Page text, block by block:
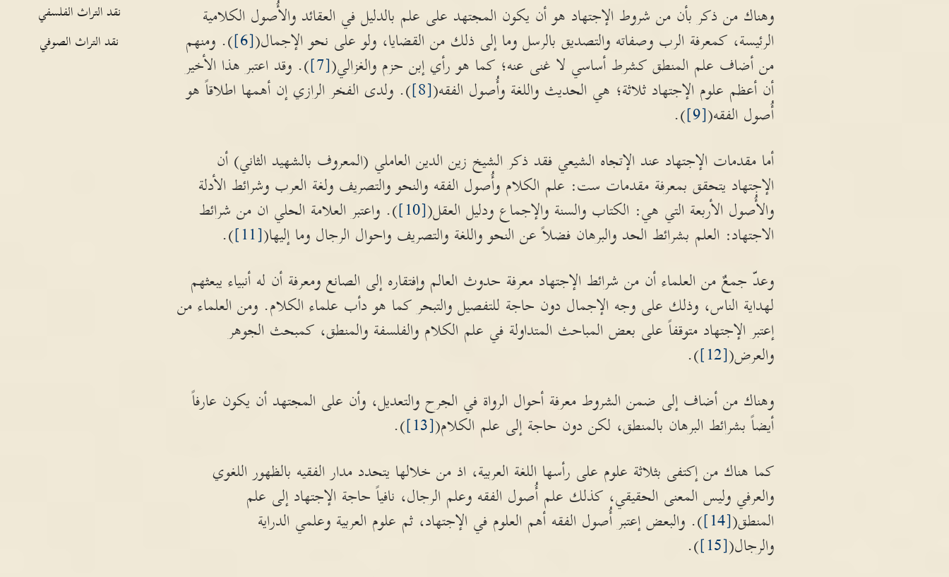
نقد التراث الفلسفي
نقد التراث الصوفي
وهناك من ذكر بأن من شروط الإجتهاد هو أن يكون المجتهد على علم بالدليل في العقائد والأُصول الكلامية
الرئيسة، كمعرفة الرب وصفاته والتصديق بالرسل وما إلى ذلك من القضايا، ولو على نحو الإجمال([6]
). ومنهم
من أضاف علم المنطق كشرط أساسي لا غنى عنه؛ كما هو رأي إبن حزم والغزالي([7]
). وقد اعتبر هذا الأخير
أن أعظم علوم الإجتهاد ثلاثة؛ هي الحديث واللغة وأُصول الفقه([8]
). ولدى الفخر الرازي إن أهمها اطلاقاً هو
أُصول الفقه([9]
).
أما مقدمات الإجتهاد عند الإتجاه الشيعي فقد ذكر الشيخ زين الدين العاملي (المعروف بالشهيد الثاني) أن
الإجتهاد يتحقق بمعرفة مقدمات ست: علم الكلام وأُصول الفقه والنحو والتصريف ولغة العرب وشرائط الأدلة
والأُصول الأربعة التي هي: الكتاب والسنة والإجماع ودليل العقل([10]
). واعتبر العلامة الحلي ان من شرائط
الاجتهاد: العلم بشرائط الحد والبرهان فضلاً عن النحو واللغة والتصريف واحوال الرجال وما إليها([11]
).
وعدّ جمعٌ من العلماء أن من شرائط الإجتهاد معرفة حدوث العالم وإفتقاره إلى الصانع ومعرفة أن له أنبياء يبعثهم
لهداية الناس، وذلك على وجه الإجمال دون حاجة للتفصيل والتبحر كما هو دأب علماء الكلام. ومن العلماء من
إعتبر الإجتهاد متوقفاً على بعض المباحث المتداولة في علم الكلام والفلسفة والمنطق، كمبحث الجوهر
والعرض([12]
).
وهناك من أضاف إلى ضمن الشروط معرفة أحوال الرواة في الجرح والتعديل، وأن على المجتهد أن يكون عارفاً
أيضاً بشرائط البرهان بالمنطق، لكن دون حاجة إلى علم الكلام([13]
).
كما هناك من إكتفى بثلاثة علوم على رأسها اللغة العربية، اذ من خلالها يتحدد مدار الفقيه بالظهور اللغوي
والعرفي وليس المعنى الحقيقي، كذلك علم أُصول الفقه وعلم الرجال، نافياً حاجة الإجتهاد إلى علم
المنطق([14]
). والبعض إعتبر أُصول الفقه أهم العلوم في الإجتهاد، ثم علوم العربية وعلمي الدراية
والرجال([15]
).